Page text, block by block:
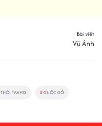
Bài viết
Vũ Ánh
THỜI TRANG #GUỐC GỖ